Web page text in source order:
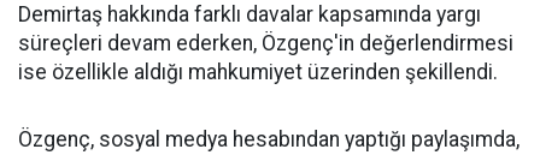
Demirtaş hakkında farklı davalar kapsamında yargı
süreçleri devam ederken, Özgenç'in değerlendirmesi
ise özellikle aldığı mahkumiyet üzerinden şekillendi.
Özgenç, sosyal medya hesabından yaptığı paylaşımda,